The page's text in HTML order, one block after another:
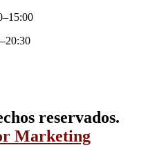
reservados.
Marketing